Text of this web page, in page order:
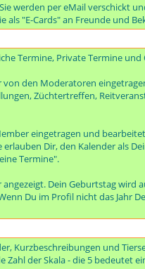
werden per eMail verschickt
"E-Cards" an Freunde und
Termine, Private Termine und
den Moderatoren
Züchtertreffen,
eingetragen und
Dir, den Kalender als
Termine".
Dein Geburtstag
Du im Profil nicht das Jahr
Kurzbeschreibungen und
Zahl der Skala - die 5 bedeutet